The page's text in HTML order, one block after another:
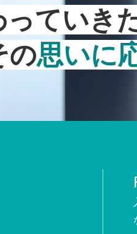
ていき
の思いに